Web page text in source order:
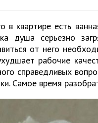
в квартире есть
душа серьезно
от него
рабочие
справедливых
Самое время